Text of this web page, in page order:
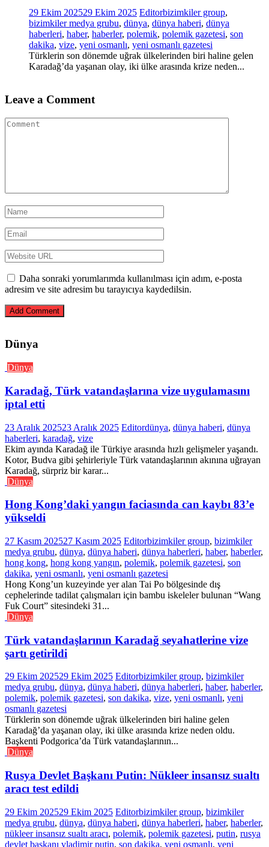
29 Ekim 202529 Ekim 2025 Editorbizimkiler group,
bizimkiler medya grubu, dünya, dünya haberi, dünya
haberleri, haber, haberler, polemik, polemik gazetesi, son
dakika, vize, yeni osmanlı, yeni osmanlı gazetesi
Türklerin son dönemde uğrak ülkelerinden biri haline gelen
Karadağ’da yaşanan olay, iki ülke arasında krize neden...
Leave a Comment
Daha sonraki yorumlarımda kullanılması için adım, e-posta
adresim ve site adresim bu tarayıcıya kaydedilsin.
Dünya
Dünya
Karadağ, Türk vatandaşlarına vize uygulamasını
iptal etti
23 Aralık 202523 Aralık 2025 Editordünya, dünya haberi, dünya
haberleri, karadağ, vize
Ekim ayında Karadağ ile Türkiye arasında hızlı gelişmeler yaşandı.
Kotor, Budva gibi şehirleriyle Türk vatandaşlarının akınına uğrayan
Karadağ, sürpriz bir karar...
Dünya
Hong Kong’daki yangın faciasında can kaybı 83’e
yükseldi
27 Kasım 202527 Kasım 2025 Editorbizimkiler group, bizimkiler
medya grubu, dünya, dünya haberi, dünya haberleri, haber, haberler,
hong kong, hong kong yangın, polemik, polemik gazetesi, son
dakika, yeni osmanlı, yeni osmanlı gazetesi
Hong Kong’un kuzeyinde yer alan Tai Po bölgesinde dış
cephelerinde tadilat çalışmaları için bambu iskeleler bulunan “Wang
Fuk Court” sitesindeki 31...
Dünya
Türk vatandaşlarının Karadağ seyahatlerine vize
şartı getirildi
29 Ekim 202529 Ekim 2025 Editorbizimkiler group, bizimkiler
medya grubu, dünya, dünya haberi, dünya haberleri, haber, haberler,
polemik, polemik gazetesi, son dakika, vize, yeni osmanlı, yeni
osmanlı gazetesi
Türklerin son dönemde uğrak ülkelerinden biri haline gelen
Karadağ’da yaşanan olay, iki ülke arasında krize neden oldu.
Başkenti Podgorica’da Türk vatandaşlarının...
Dünya
Rusya Devlet Başkanı Putin: Nükleer insansız sualtı
aracı test edildi
29 Ekim 202529 Ekim 2025 Editorbizimkiler group, bizimkiler
medya grubu, dünya, dünya haberi, dünya haberleri, haber, haberler,
nükleer insansız sualtı aracı, polemik, polemik gazetesi, putin, rusya
devlet başkanı vladimir putin, son dakika, yeni osmanlı, yeni